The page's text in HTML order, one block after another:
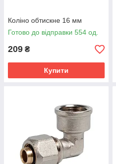
Коліно обтискне 16 мм
Готово до відправки 554 од.
209 ₴
Купити